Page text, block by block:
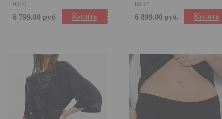
9370
Купить
6 799.00 руб.
8932
Купить
6 899.00 руб.